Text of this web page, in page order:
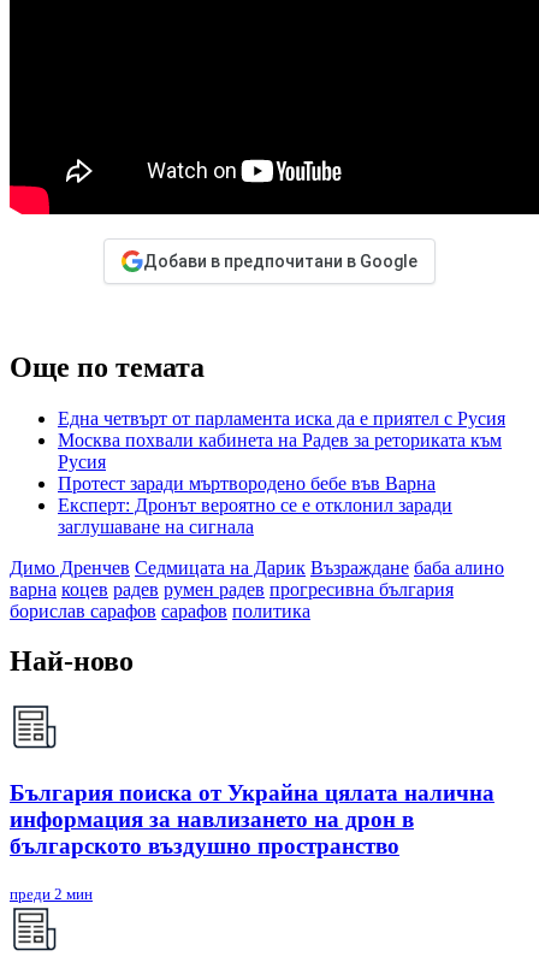
Добави в предпочитани в Google
Още по темата
Една четвърт от парламента иска да е приятел с Русия
Москва похвали кабинета на Радев за реториката към
Русия
Протест заради мъртвородено бебе във Варна
Експерт: Дронът вероятно се е отклонил заради
заглушаване на сигнала
Димо Дренчев Седмицата на Дарик Възраждане баба алино
варна коцев радев румен радев прогресивна българия
борислав сарафов сарафов политика
Най-ново
България поиска от Украйна цялата налична
информация за навлизането на дрон в
българското въздушно пространство
преди 2 мин